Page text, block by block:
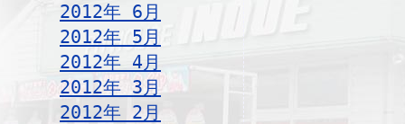
2012年 6月
2012年 5月
2012年 4月
2012年 3月
2012年 2月